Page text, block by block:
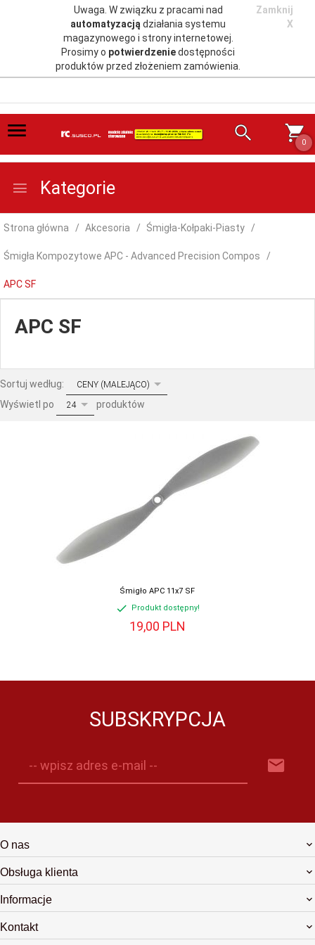
Uwaga. W związku z pracami nad
automatyzacjądziałania systemu
magazynowego i strony internetowej.
Prosimy o potwierdzeniedostępności
produktów przed złożeniem zamówienia.
Zamknij
X
0
Kategorie
Strona główna Akcesoria Śmigła-Kołpaki-Piasty
Śmigła Kompozytowe APC - Advanced Precision Compos
APC SF
APC SF
Sortuj według: sortCENY (MALEJĄCO)
Wyświetl po pop24 produktów
Śmigło APC 11x7 SF
Produkt dostępny!
19,00 PLN
SUBSKRYPCJA
-- wpisz adres e-mail --
O nas
Obsługa klienta
Informacje
Kontakt